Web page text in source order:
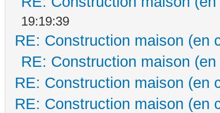
19:19:39
RE: Construction maison (en
RE: Construction maison
RE: Construction maison (en
RE: Construction maison (en